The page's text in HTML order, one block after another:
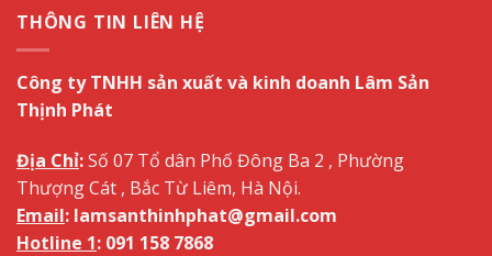
THÔNG TIN LIÊN HỆ
Công ty TNHH sản xuất và kinh doanh Lâm Sản
Thịnh Phát
Địa Chỉ:Số 07 Tổ dân Phố Đông Ba 2 , Phường
Thượng Cát , Bắc Từ Liêm, Hà Nội.
Email: lamsanthinhphat@gmail.com
Hotline 1: 091 158 7868